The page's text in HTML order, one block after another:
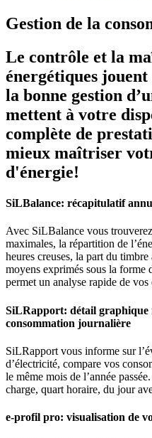
Gestion de la
Le contrôle et la
énergétiques
la bonne gestion
mettent à votre
complète de
mieux maîtriser
d'énergie!
SiLBalance: récapitulatif
Avec SiLBalance vous
maximales, la répartition de
heures creuses, la part du
moyens exprimés sous la
permet un analyse rapide de vos
SiLRapport: détail graphique
consommation journalière
SiLRapport vous informe sur
d’électricité, compare vos
le même mois de l’année
charge, quart horaire, du jour
e-profil pro: visualisation de